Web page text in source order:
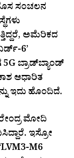
ಸಂಚಲನ
ಅಮೆರಿಕದ
6’
ಬ್ರಾಡ್‌ಬ್ಯಾಂಡ್
ಆಧಾರಿತ
ಇದು ಹೊಂದಿದೆ.
ಮೋದಿ
ಇಸ್ರೋ
M6